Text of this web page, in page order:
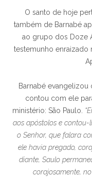
O santo de hoje
também de Barnabé
ao grupo dos Doze
testemunho enraizado
Barnabé evangelizou
contou com ele
ministério: São Paulo.
aos apóstolos e contou-
o Senhor, que falara
ele havia pregado,
diante, Saulo
corajosamente,